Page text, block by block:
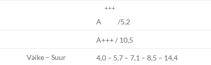
A
+++
/5,2
A+++ / 10,5
Väike – Suur 4,0 – 5,7 – 7,1 – 8,5 – 14,4